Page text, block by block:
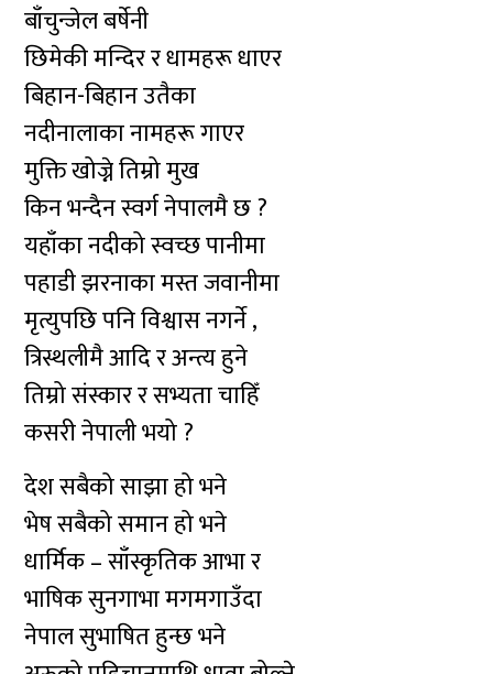
बाँचुन्जेल बर्षेनी
छिमेकी मन्दिर र धामहरू धाएर
बिहान-बिहान उतैका
नदीनालाका नामहरू गाएर
मुक्ति खोज्ने तिम्रो मुख
किन भन्दैन स्वर्ग नेपालमै छ ?
यहाँका नदीको स्वच्छ पानीमा
पहाडी झरनाका मस्त जवानीमा
मृत्युपछि पनि विश्वास नगर्ने ,
त्रिस्थलीमै आदि र अन्त्य हुने
तिम्रो संस्कार र सभ्यता चाहिँ
कसरी नेपाली भयो ?
देश सबैको साझा हो भने
भेष सबैको समान हो भने
धार्मिक – साँस्कृतिक आभा र
भाषिक सुनगाभा मगमगाउँदा
नेपाल सुभाषित हुन्छ भने